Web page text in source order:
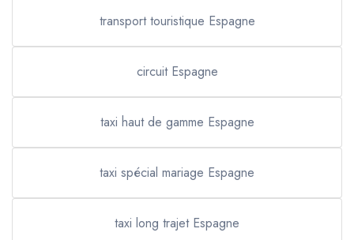
transport touristique Espagne
circuit Espagne
taxi haut de gamme Espagne
taxi spécial mariage Espagne
taxi long trajet Espagne